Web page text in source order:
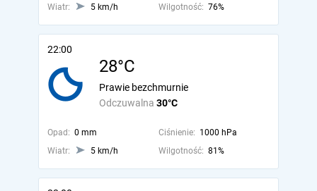
Wiatr:
5 km/h Wilgotność: 76%
22:00
28°C
Odczuwalna 30°C
Prawie bezchmurnie
Opad: 0 mm Ciśnienie: 1000 hPa
Wiatr:
5 km/h Wilgotność: 81%